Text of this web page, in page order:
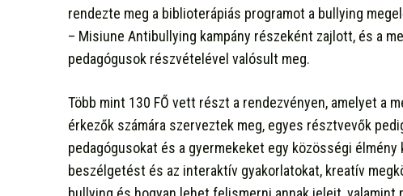
rendezte meg a biblioterápiás programot a bullying
– Misiune Antibullying kampány részeként zajlott, és a
pedagógusok részvételével valósult meg.
Több mint 130 FŐ vett részt a rendezvényen, amelyet a
érkezők számára szerveztek meg, egyes résztvevők
pedagógusokat és a gyermekeket egy közösségi
beszélgetést és az interaktív gyakorlatokat, kreatív